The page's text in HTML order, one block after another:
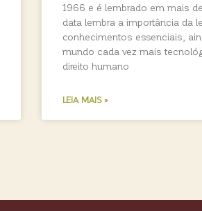
1966 e é lembrado em mais
data lembra a importância da
conhecimentos essenciais,
mundo cada vez mais
direito humano
LEIA MAIS »